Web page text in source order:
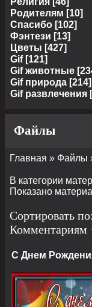
Родителям [10]
Спасибо [102]
Фэнтези [13]
Цветы [427]
Gif [121]
Gif животные
Gif природа [214]
Gif развлечения
Файлы
Главная » Файлы
В категории
Показано
Сортировать по:
Комментариям
С Днем